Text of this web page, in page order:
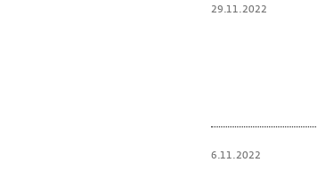
29.11.2022
6.11.2022